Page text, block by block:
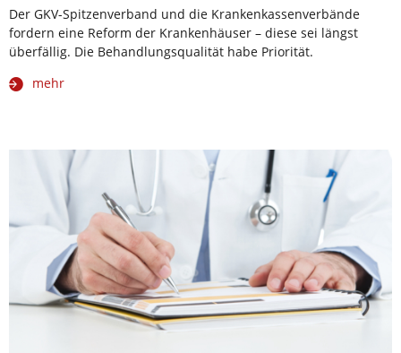
Der GKV-Spitzenverband und die Krankenkassenverbände
fordern eine Reform der Krankenhäuser – diese sei längst
überfällig. Die Behandlungsqualität habe Priorität.
mehr